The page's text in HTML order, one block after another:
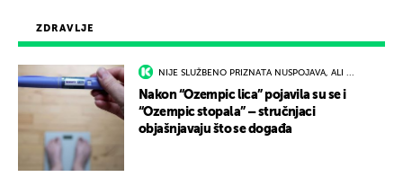
ZDRAVLJE
NIJE SLUŽBENO PRIZNATA NUSPOJAVA, ALI ...
Nakon “Ozempic lica” pojavila su se i
“Ozempic stopala” – stručnjaci
objašnjavaju što se događa